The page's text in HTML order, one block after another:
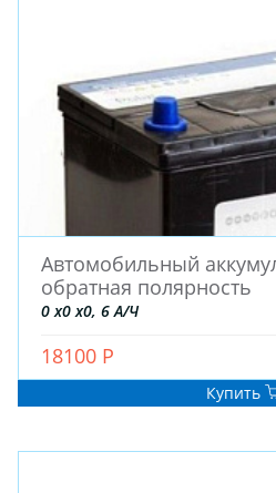
ЗИМНИЕ
ДЛЯ
Автомобильный
обратная полярность
0 x0 x0, 6 А/Ч
18100 Р
Купить